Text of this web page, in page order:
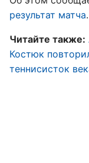
результат матча.
Читайте также:
Костюк
теннисисток